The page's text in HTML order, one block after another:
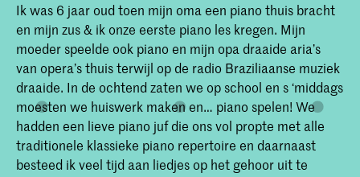
Ik was 6 jaar oud toen mijn oma een piano thuis bracht
en mijn zus & ik onze eerste piano les kregen. Mijn
moeder speelde ook piano en mijn opa draaide aria’s
van opera’s thuis terwijl op de radio Braziliaanse muziek
draaide. In de ochtend zaten we op school en s ‘middags
moesten we huiswerk maken en… piano spelen! We
hadden een lieve piano juf die ons vol propte met alle
traditionele klassieke piano repertoire en daarnaast
besteed ik veel tijd aan liedjes op het gehoor uit te